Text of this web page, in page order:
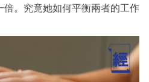
。究竟她如何平衡兩者的工作